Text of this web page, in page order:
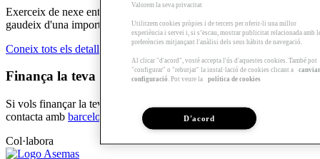
Exerceix de nexe entre l'escola, els docents i els teus companys i
gaudeix d'una important beca per desenvolupar aquestes tasques.
Coneix tots els detalls de la beca
Finança la teva formació!
Si vols finançar la teva formació amb el
contacta amb barcelona@arquia.es
o truca al 93 4826850.
Col·labora
Valorem la seva privacitat
Utilitzem cookies pròpies i de tercers per oferir-li una millor
experiència i servei i, si s’escau, mostrar publicitat relacionada amb
preferències mitjançant l'anàlisi dels seus hàbits de navegació.
Al clicar "d'acord", vostè accepta l'ús d'aquestes cookies. També pot
"configurar" o "rebutjar" la instal·lació de cookies clicant a
canviar
configuració . Pot veure la política de cookies
D'acord